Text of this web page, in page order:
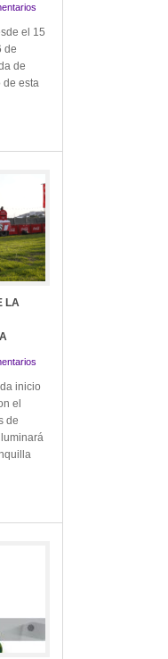
el 15
de
de
esta
LA
inicio
el
de